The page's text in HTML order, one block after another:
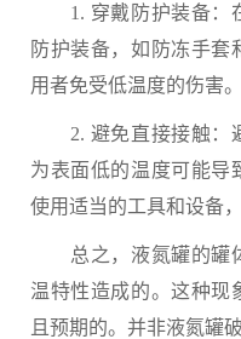
1. 穿戴防护装备：
防护装备，如防冻手
用者免受低温度的伤害。
2. 避免直接接触：
为表面低的温度可能导
使用适当的工具和设备
总之，液氮罐的罐
温特性造成的。这种现
且预期的。并非液氮罐